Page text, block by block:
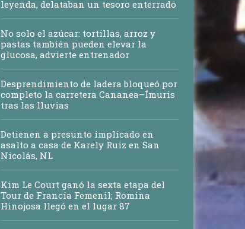
leyenda, delataban un tesoro enterrado
No solo el azúcar: tortillas, arroz y
pastas también pueden elevar la
glucosa, advierte entrenador
Desprendimiento de ladera bloqueó por
completo la carretera Cananea–Ímuris
tras las lluvias
Detienen a presunto implicado en
asalto a casa de Karely Ruiz en San
Nicolás, NL
Kim Le Court ganó la sexta etapa del
Tour de Francia Femenil; Romina
Hinojosa llegó en el lugar 87